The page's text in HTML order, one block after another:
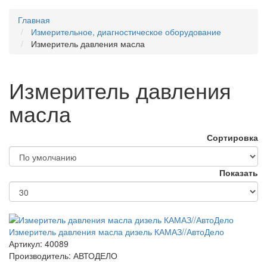
Главная
Измерительное, диагностическое оборудование
Измеритель давления масла
Измеритель давления
масла
Сортировка
Показать
Измеритель давления масла дизель КАМАЗ//АвтоДело
Артикул: 40089
Производитель: АВТОДЕЛО